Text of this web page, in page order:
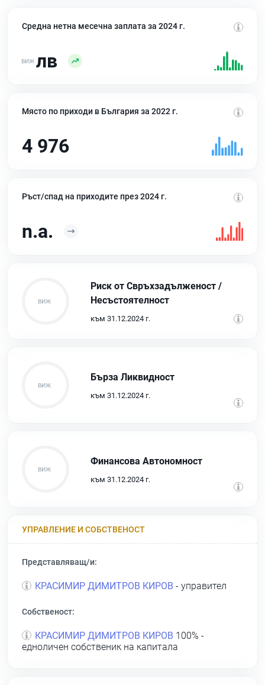
Средна нетна месечна заплата за 2024 г.
лв
Място по приходи в България за 2022 г.
4 976
Ръст/спад на приходите през 2024 г.
n.a.
Риск от Свръхзадълженост /
Несъстоятелност
към 31.12.2024 г.
Бърза Ликвидност
към 31.12.2024 г.
Финансова Автономност
към 31.12.2024 г.
УПРАВЛЕНИЕ И СОБСТВЕНОСТ
Представляващ/и:
КРАСИМИР ДИМИТРОВ КИРОВ - управител
Собственост:
КРАСИМИР ДИМИТРОВ КИРОВ 100% -
едноличен собственик на капитала